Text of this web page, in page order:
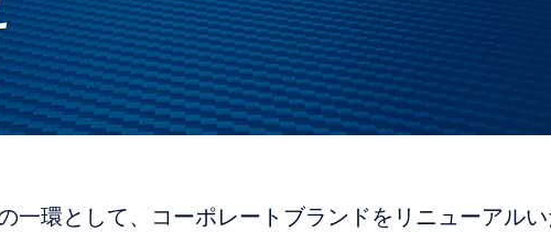
一環として、コーポレートブランドをリニューアル